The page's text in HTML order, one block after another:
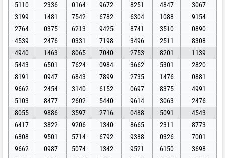
5110
2336 0164 9672 8251 4847
3067
3199
1481 7542 6782 6304 1088
9154
2764
0375 6213 9425 8741 3510
0890
4539
2476 0331 7198 3496 2511
8308
4940
1463 8065 7040 2753 8201
1139
5443
6501 7624 0984 3662 5301
2820
8191
0947 6843 7899 2735 1476
0881
9662
2454 3140 6152 0697 8375
4991
5103
8477 2602 5440 9614 3063
2476
8055
9886 3597 2716 0488 5091
4543
6417
3822 9206 1340 8665 2311
8773
6808
9501 5714 6792 9388 0326
7001
9662
0987 5074 1342 9521 6150
3698